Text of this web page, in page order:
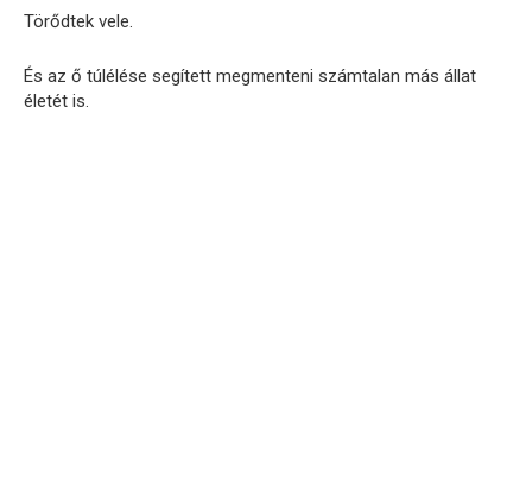
Törődtek vele.
És az ő túlélése segített megmenteni számtalan más állat
életét is.